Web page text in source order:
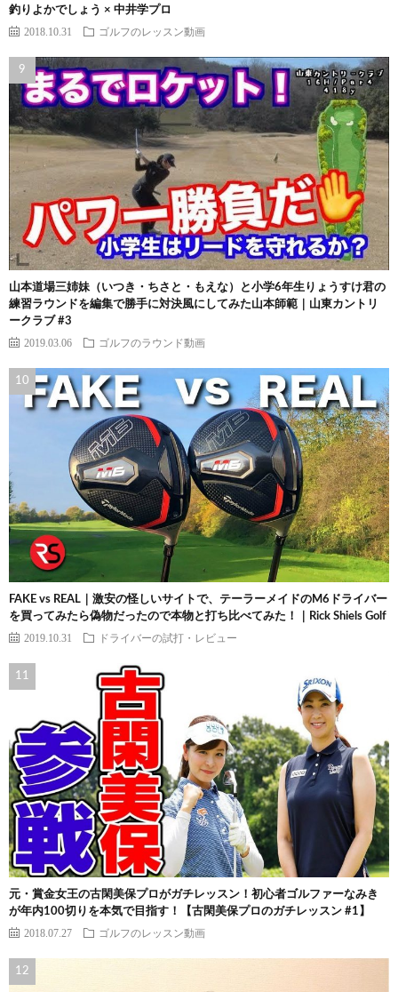
釣りよかでしょう × 中井学プロ
2018.10.31 ゴルフのレッスン動画
山本道場三姉妹（いつき・ちさと・もえな）と小学6年生りょうすけ君の
練習ラウンドを編集で勝手に対決風にしてみた山本師範｜山東カントリ
ークラブ #3
2019.03.06 ゴルフのラウンド動画
FAKE vs REAL｜激安の怪しいサイトで、テーラーメイドのM6ドライバー
を買ってみたら偽物だったので本物と打ち比べてみた！｜Rick Shiels Golf
2019.10.31 ドライバーの試打・レビュー
元・賞金女王の古閑美保プロがガチレッスン！初心者ゴルファーなみき
が年内100切りを本気で目指す！【古閑美保プロのガチレッスン #1】
2018.07.27 ゴルフのレッスン動画